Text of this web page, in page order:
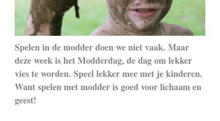
Spelen in de modder doen we niet vaak. Maar
deze week is het Modderdag, de dag om lekker
vies te worden. Speel lekker mee met je kinderen.
Want spelen met modder is goed voor lichaam en
geest!